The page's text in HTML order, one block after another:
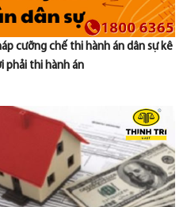
cưỡng chế thi hành án dân sự kê
phải thi hành án